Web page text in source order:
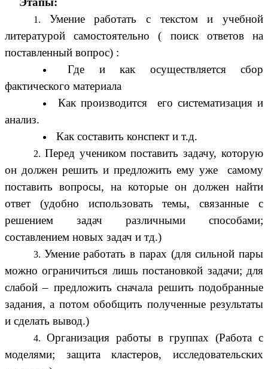
Умение работать с текстом и учебной
литературой самостоятельно ( поиск ответов на
поставленный вопрос) :
Где и как осуществляется сбор
фактического материала
Как производится его систематизация и
анализ.
Как составить конспект и т.д.
Перед учеником поставить задачу, которую
он должен решить и предложить ему уже самому
поставить вопросы, на которые он должен найти
ответ (удобно использовать темы, связанные с
решением задач различными способами;
составлением новых задач и тд.)
Умение работать в парах (для сильной пары
можно ограничиться лишь постановкой задачи; для
слабой – предложить сначала решить подобранные
задания, а потом обобщить полученные результаты
и сделать вывод.)
Организация работы в группах (Работа с
моделями; защита кластеров, исследовательских